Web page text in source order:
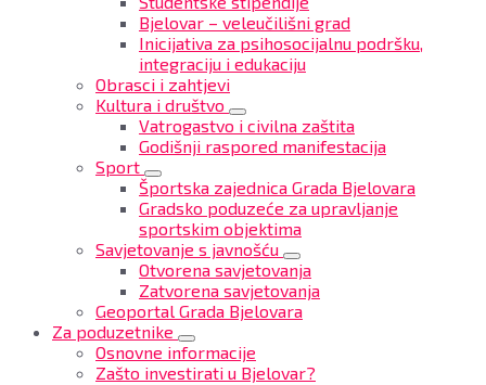
Bjelovar – veleučilišni grad
Inicijativa za psihosocijalnu podršku,
integraciju i edukaciju
Obrasci i zahtjevi
Kultura i društvo
Vatrogastvo i civilna zaštita
Godišnji raspored manifestacija
Sport
Športska zajednica Grada Bjelovara
Gradsko poduzeće za upravljanje
sportskim objektima
Savjetovanje s javnošću
Otvorena savjetovanja
Zatvorena savjetovanja
Geoportal Grada Bjelovara
Za poduzetnike
Osnovne informacije
Zašto investirati u Bjelovar?